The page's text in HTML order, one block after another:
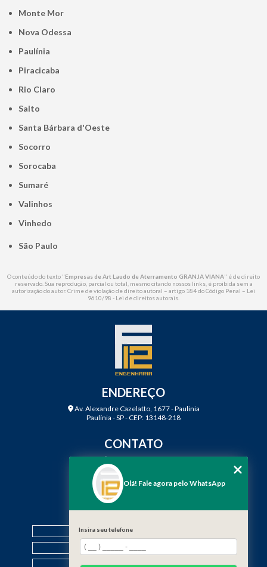
Monte Mor
Nova Odessa
Paulínia
Piracicaba
Rio Claro
Salto
Santa Bárbara d'Oeste
Socorro
Sorocaba
Sumaré
Valinhos
Vinhedo
São Paulo
O conteúdo do texto "Empresas de Art Laudo de Aterramento GRANJA VIANA" é de direito
reservado. Sua reprodução, parcial ou total, mesmo citando nossos links, é proibida sem a
autorização do autor. Crime de violação de direito autoral – artigo 184 do Código Penal – Lei
9610/98 - Lei de direitos autorais
ENDEREÇO
Av. Alexandre Cazelatto, 1677 - Paulinia
Paulínia - SP - CEP: 13148-218
CONTATO
(19) 99968-7979
contato@f12engenharia.com.br
MENU
HOME
QUEM SOMOS
SERVIÇOS
Olá! Fale agora pelo WhatsApp
Insira seu telefone